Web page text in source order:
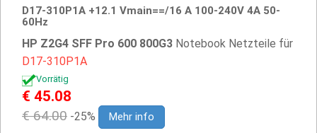
D17-310P1A +12.1 Vmain==/16 A 100-240V 4A 50-
60Hz
HP Z2G4 SFF Pro 600 800G3 Notebook Netzteile für
D17-310P1A
Vorrätig
€ 45.08
€ 64.00 -25% Mehr info